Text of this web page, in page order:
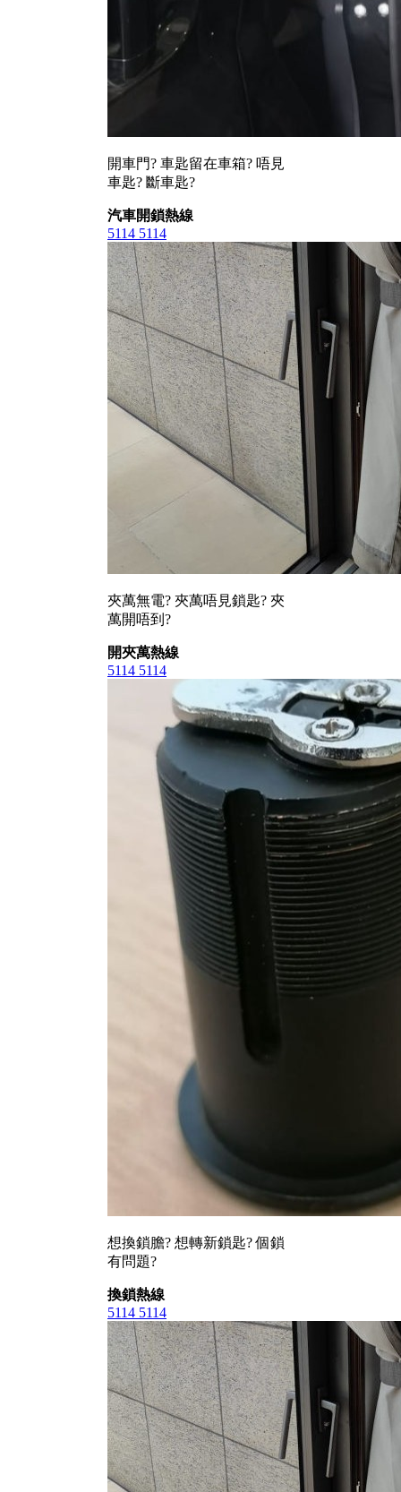
開車門? 車匙留在車箱? 唔見
車匙? 斷車匙?
汽車開鎖熱線
5114 5114
夾萬無電? 夾萬唔見鎖匙? 夾
萬開唔到?
開夾萬熱線
5114 5114
想換鎖膽? 想轉新鎖匙? 個鎖
有問題?
換鎖熱線
5114 5114